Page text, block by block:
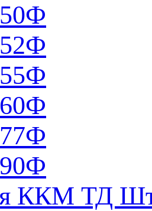
ККМ ТД